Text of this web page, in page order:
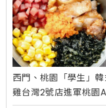
西門、桃園「學生」
雞台灣2號店進軍桃園